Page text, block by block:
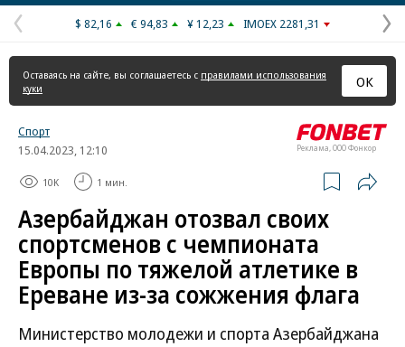
Предыдущая
страница
$ 82,16 € 94,83 ¥ 12,23 IMOEX 2281,31
Оставаясь на сайте, вы соглашаетесь с правилами использования
куки
ОК
Реклама, ООО Фонкор
Спорт
15.04.2023, 12:10
10K 1 мин.
Азербайджан отозвал своих
спортсменов с чемпионата
Европы по тяжелой атлетике в
Ереване из-за сожжения флага
Министерство молодежи и спорта Азербайджана